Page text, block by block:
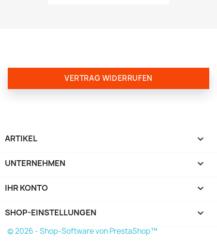
VERTRAG WIDERRUFEN
ARTIKEL 
UNTERNEHMEN 
IHR KONTO 
SHOP-EINSTELLUNGEN keyboard_arrow_down
© 2026 - Shop-Software von PrestaShop™